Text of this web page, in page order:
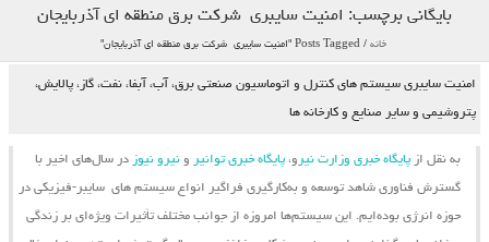
بایگانی برچسب: امنیت سایبری شركت برق منطقه ای آذربایجان
خانه/ Posts Tagged "امنیت سایبری شركت برق منطقه ای آذربایجان"
امنیت سایبری سیستم های کنترل و اتوماسیون صنعتی برق، آب، آبفا، نفت، گاز، پالایش،
پتروشیمی و سایر صنایع و کارخانه ها
به نقل از پایگاه خبری وزارت نیر و، پایگاه خبری توانیر و نیرو نیوز در سال‌های اخیر با
گسترش فناوری شاهد توسعه و به‌کارگیری فراگیر انواع سیستم ‌های سایبر-فیزیکی در
حوزه انرژی بوده‌ایم. این سیستم‌ها امروزه از جوانب مختلف تأثیرات ویژه‌ای بر زندگی